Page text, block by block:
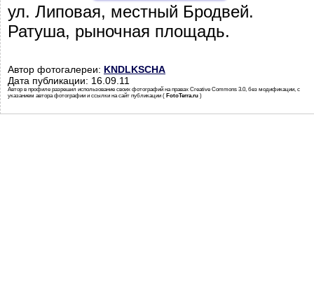
ул. Липовая, местный Бродвей.
Ратуша, рыночная площадь.
Автор фотогалереи: KNDLKSCHA
Дата публикации: 16.09.11
Автор в профиле разрешил использование своих фотографий на правах Creative Commons 3.0, без модификации, с
указанием автора фотографии и ссылки на сайт публикации ( FotoTerra.ru )